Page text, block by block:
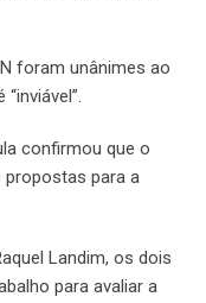
foram unânimes ao
confirmou que o
propostas para a
Landim, os dois
para avaliar a